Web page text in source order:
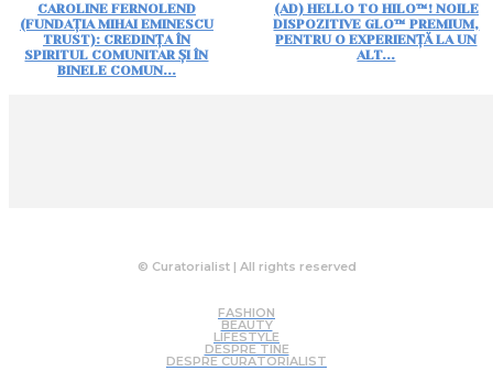
CAROLINE FERNOLEND
(FUNDAȚIA MIHAI EMINESCU
TRUST): CREDINȚA ÎN
SPIRITUL COMUNITAR ȘI ÎN
BINELE COMUN...
(AD) HELLO TO HILO™! NOILE
DISPOZITIVE GLO™ PREMIUM,
PENTRU O EXPERIENȚĂ LA UN
ALT...
© Curatorialist | All rights reserved
FASHION
BEAUTY
LIFESTYLE
DESPRE TINE
DESPRE CURATORIALIST